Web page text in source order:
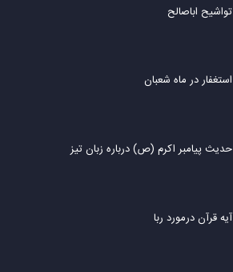
تواشیح اباصالح
استغفار در ماه شعبان
حدیث پیامبر اکرم (ص) درباره زبان تیز
آیه قرآن درمورد ربا